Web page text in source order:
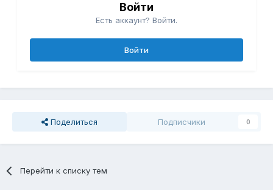
Войти
Есть аккаунт? Войти.
Войти
Поделиться Подписчики 0
Перейти к списку тем